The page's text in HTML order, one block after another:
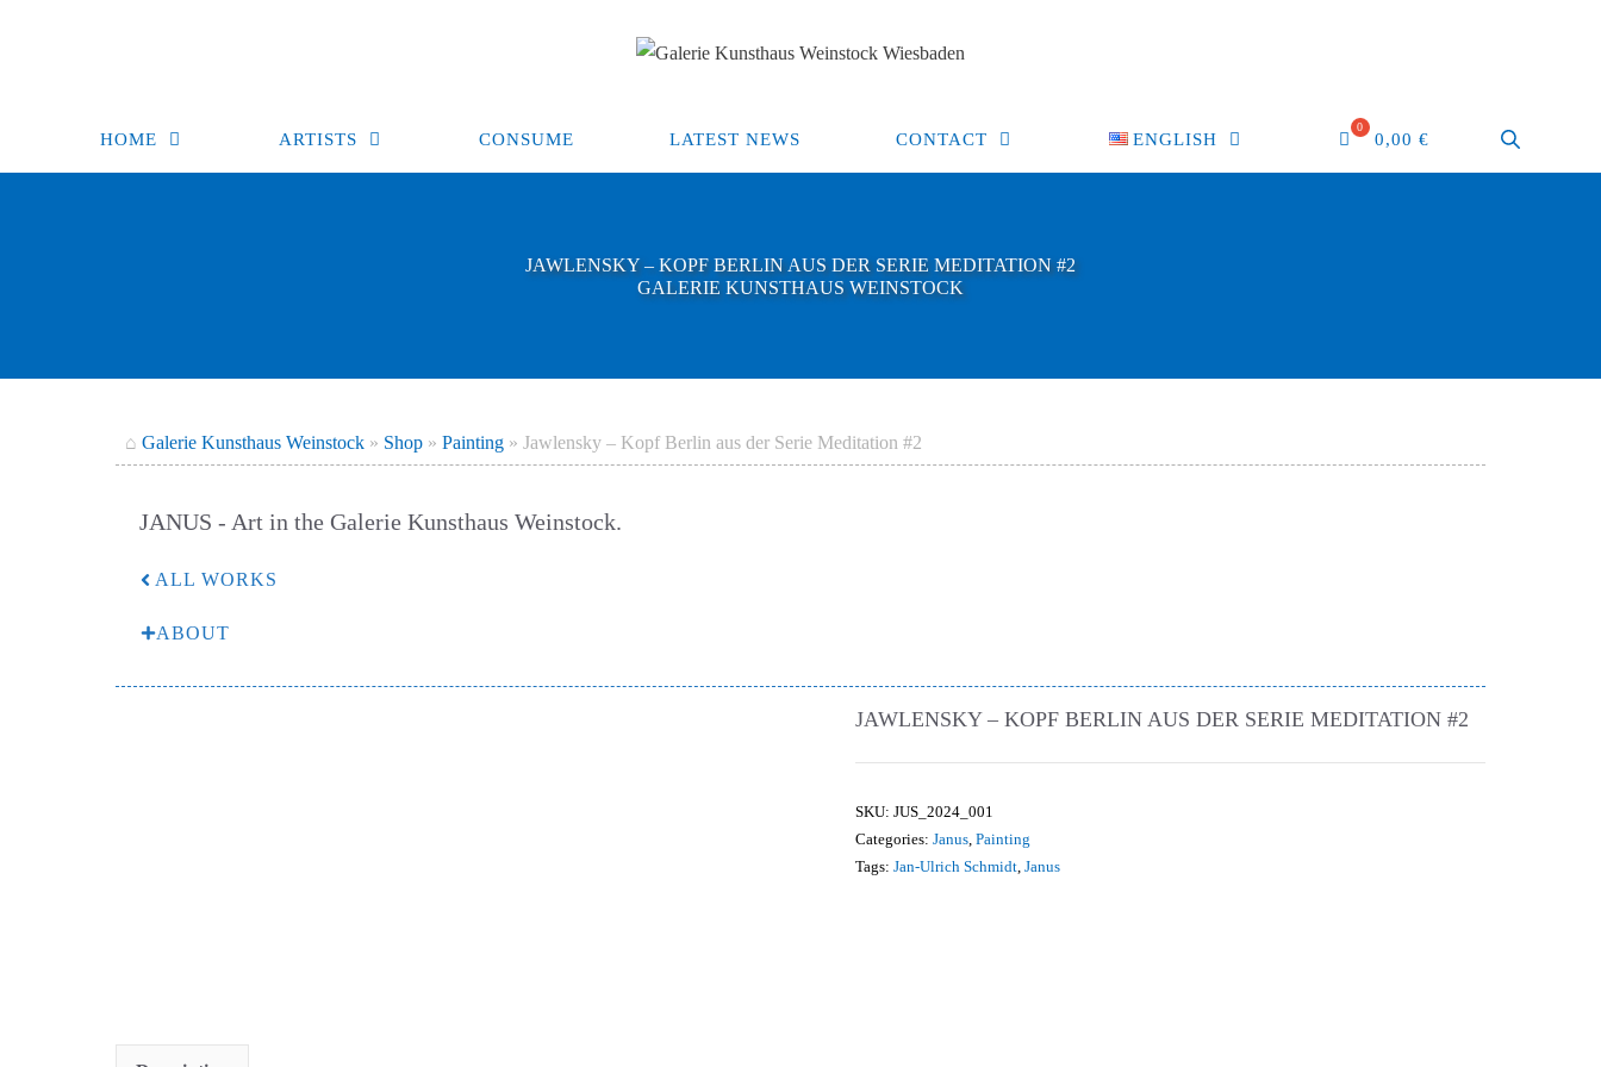
HOME ARTISTS CONSUME LATEST NEWS CONTACT ENGLISH 0,00€
JAWLENSKY – KOPF BERLIN AUS DER SERIE MEDITATION #2
GALERIE KUNSTHAUS WEINSTOCK
⌂ Galerie Kunsthaus Weinstock » Shop » Painting » Jawlensky – Kopf Berlin aus der Serie Meditation #2
JANUS - Art in the Galerie Kunsthaus Weinstock.
ALL WORKS
ABOUT
JAWLENSKY – KOPF BERLIN AUS DER SERIE MEDITATION #2
SKU: JUS_2024_001
Categories: Janus Painting
Tags: Jan-Ulrich Schmidt Janus